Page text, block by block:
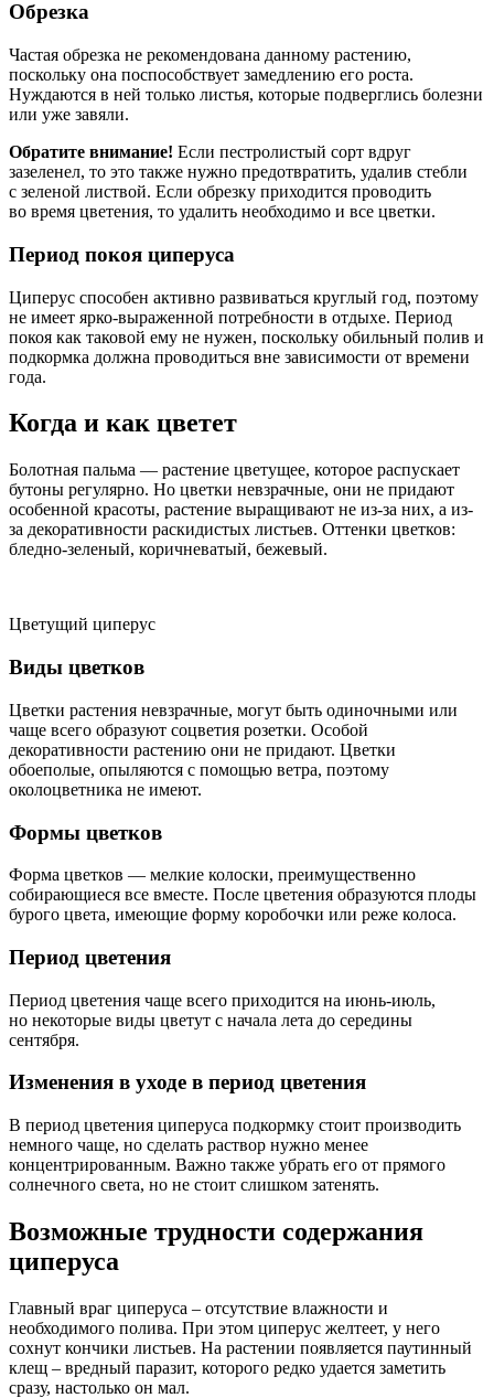
Обрезка
Частая обрезка не рекомендована данному растению,
поскольку она поспособствует замедлению его роста.
Нуждаются в ней только листья, которые подверглись болезни
или уже завяли.
Обратите внимание! Если пестролистый сорт вдруг
зазеленел, то это также нужно предотвратить, удалив стебли
с зеленой листвой. Если обрезку приходится проводить
во время цветения, то удалить необходимо и все цветки.
Период покоя циперуса
Циперус способен активно развиваться круглый год, поэтому
не имеет ярко-выраженной потребности в отдыхе. Период
покоя как таковой ему не нужен, поскольку обильный полив и
подкормка должна проводиться вне зависимости от времени
года.
Когда и как цветет
Болотная пальма — растение цветущее, которое распускает
бутоны регулярно. Но цветки невзрачные, они не придают
особенной красоты, растение выращивают не из-за них, а из-
за декоративности раскидистых листьев. Оттенки цветков:
бледно-зеленый, коричневатый, бежевый.
Цветущий циперус
Виды цветков
Цветки растения невзрачные, могут быть одиночными или
чаще всего образуют соцветия розетки. Особой
декоративности растению они не придают. Цветки
обоеполые, опыляются с помощью ветра, поэтому
околоцветника не имеют.
Формы цветков
Форма цветков — мелкие колоски, преимущественно
собирающиеся все вместе. После цветения образуются плоды
бурого цвета, имеющие форму коробочки или реже колоса.
Период цветения
Период цветения чаще всего приходится на июнь-июль,
но некоторые виды цветут с начала лета до середины
сентября.
Изменения в уходе в период цветения
В период цветения циперуса подкормку стоит производить
немного чаще, но сделать раствор нужно менее
концентрированным. Важно также убрать его от прямого
солнечного света, но не стоит слишком затенять.
Возможные трудности содержания
циперуса
Главный враг циперуса – отсутствие влажности и
необходимого полива. При этом циперус желтеет, у него
сохнут кончики листьев. На растении появляется паутинный
клещ – вредный паразит, которого редко удается заметить
сразу, настолько он мал.